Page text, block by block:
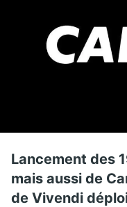
Lancement des
mais aussi de
de Vivendi